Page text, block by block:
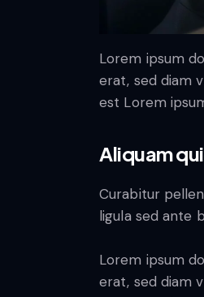
Lorem ipsum
erat, sed diam
est Lorem
Aliquam
Curabitur
ligula sed ante
Lorem ipsum
erat, sed diam